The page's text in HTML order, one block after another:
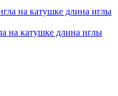
на катушке длина иглы